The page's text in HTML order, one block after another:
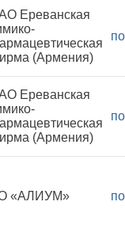
Ереванская
(Армения)
Ереванская
(Армения)
«АЛИУМ»